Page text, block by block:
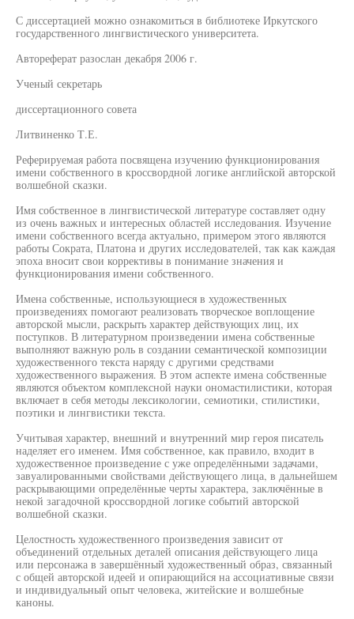
С диссертацией можно ознакомиться в библиотеке Иркутского
государственного лингвистического университета.
Автореферат разослан декабря 2006 г.
Ученый секретарь
диссертационного совета
Литвиненко Т.Е.
Реферируемая работа посвящена изучению функционирования
имени собственного в кроссвордной логике английской авторской
волшебной сказки.
Имя собственное в лингвистической литературе составляет одну
из очень важных и интересных областей исследования. Изучение
имени собственного всегда актуально, примером этого являются
работы Сократа, Платона и других исследователей, так как каждая
эпоха вносит свои коррективы в понимание значения и
функционирования имени собственного.
Имена собственные, использующиеся в художественных
произведениях помогают реализовать творческое воплощение
авторской мысли, раскрыть характер действующих лиц, их
поступков. В литературном произведении имена собственные
выполняют важную роль в создании семантической композиции
художественного текста наряду с другими средствами
художественного выражения. В этом аспекте имена собственные
являются объектом комплексной науки ономастилистики, которая
включает в себя методы лексикологии, семиотики, стилистики,
поэтики и лингвистики текста.
Учитывая характер, внешний и внутренний мир героя писатель
наделяет его именем. Имя собственное, как правило, входит в
художественное произведение с уже определёнными задачами,
завуалированными свойствами действующего лица, в дальнейшем
раскрывающими определённые черты характера, заключённые в
некой загадочной кроссвордной логике событий авторской
волшебной сказки.
Целостность художественного произведения зависит от
объединений отдельных деталей описания действующего лица
или персонажа в завершённый художественный образ, связанный
с общей авторской идеей и опирающийся на ассоциативные связи
и индивидуальный опыт человека, житейские и волшебные
каноны.